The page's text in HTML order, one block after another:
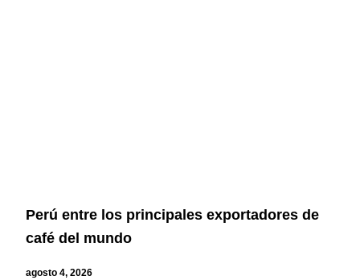
Perú entre los principales exportadores de
café del mundo
agosto 4, 2026